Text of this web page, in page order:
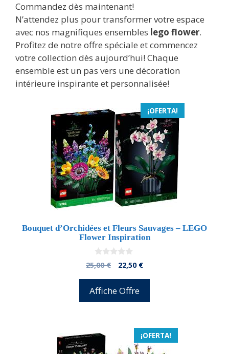
Commandez dès maintenant!
N’attendez plus pour transformer votre espace
avec nos magnifiques ensembles lego flower.
Profitez de notre offre spéciale et commencez
votre collection dès aujourd’hui! Chaque
ensemble est un pas vers une décoration
intérieure inspirante et personnalisée!
¡OFERTA!
Bouquet d’Orchidées et Fleurs Sauvages – LEGO
Flower Inspiration
0
d
25,00€
El
original
era:
22,50 €El
Affiche Offre
¡OFERTA!